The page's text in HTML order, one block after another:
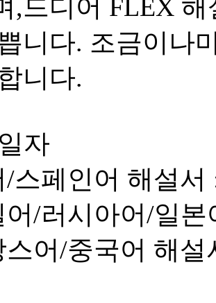
,드디어 FLEX
니다. 조금이나
니다.
자
페인어 해설서
/러시아어/일본
어/중국어 해설